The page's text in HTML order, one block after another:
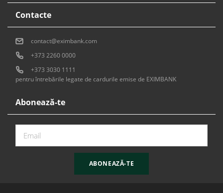
Abonează-te
ABONEAZĂ-TE
Contacte
contact@eximbank.com
+373 2260 0000
+373 3030 1111
pentru întrebările legate de cardurile emise de EXIMBANK